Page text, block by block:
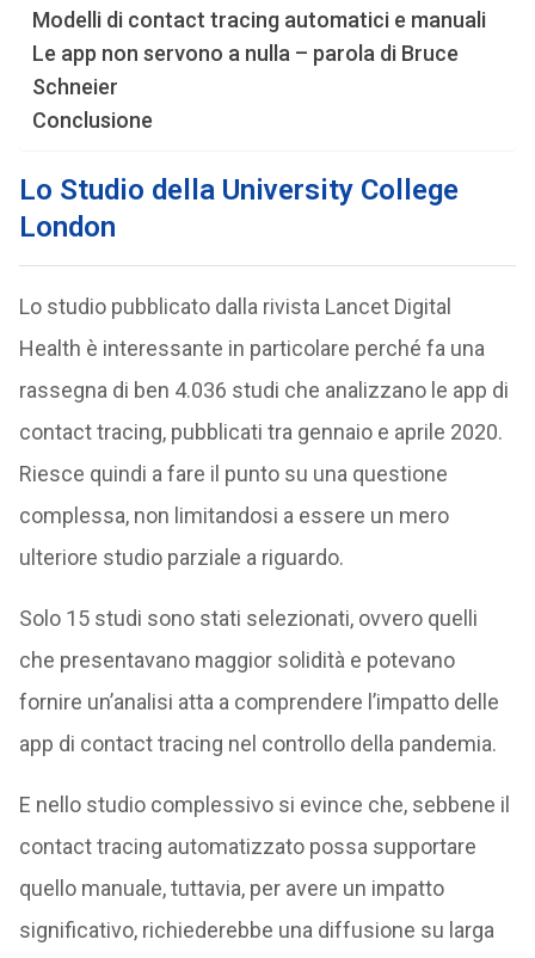
Modelli di contact tracing automatici e manuali
Le app non servono a nulla – parola di Bruce
Schneier
Conclusione
Lo Studio della University College
London
Lo studio pubblicato dalla rivista Lancet Digital
Health è interessante in particolare perché fa una
rassegna di ben 4.036 studi che analizzano le app di
contact tracing, pubblicati tra gennaio e aprile 2020.
Riesce quindi a fare il punto su una questione
complessa, non limitandosi a essere un mero
ulteriore studio parziale a riguardo.
Solo 15 studi sono stati selezionati, ovvero quelli
che presentavano maggior solidità e potevano
fornire un’analisi atta a comprendere l’impatto delle
app di contact tracing nel controllo della pandemia.
E nello studio complessivo si evince che, sebbene il
contact tracing automatizzato possa supportare
quello manuale, tuttavia, per avere un impatto
significativo, richiederebbe una diffusione su larga